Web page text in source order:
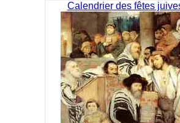
Calendrier des fêtes